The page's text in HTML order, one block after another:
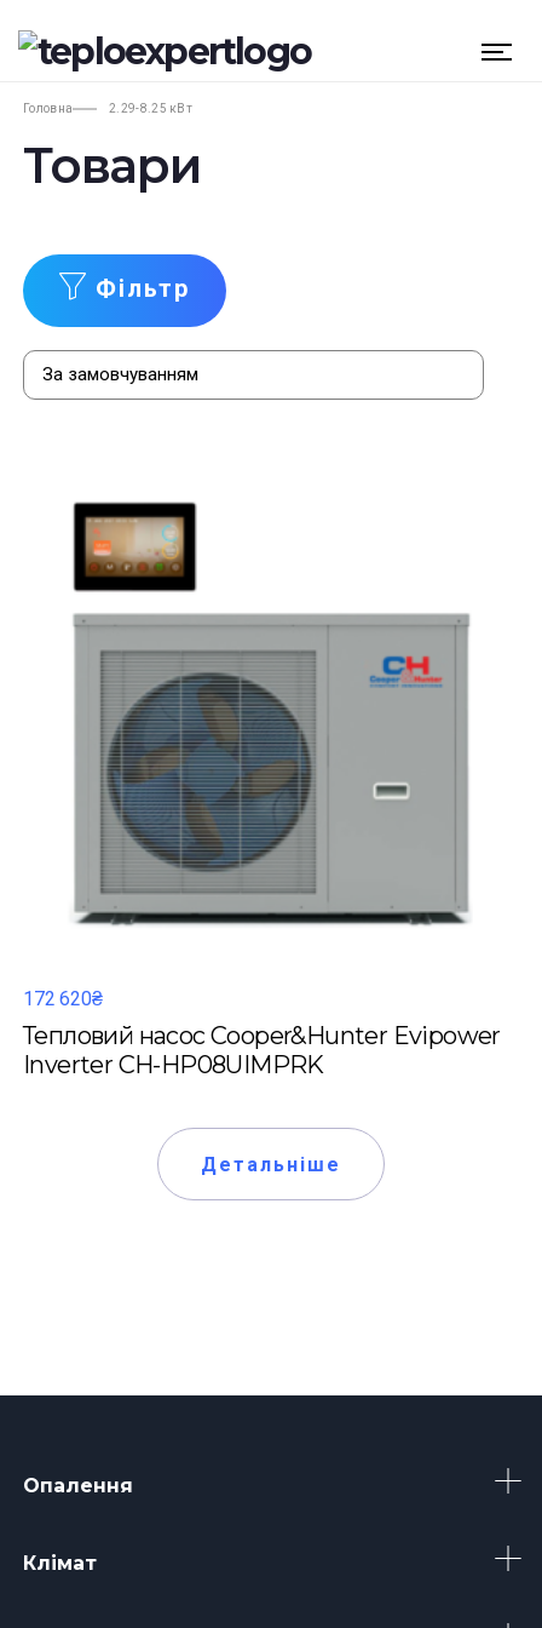
Головна 2.29-8.25 кВт
Товари
Фільтр
172 620₴
Тепловий насос Cooper&Hunter Evipower
Inverter CH-HP08UIMPRK
Детальніше
Опалення
Клімат